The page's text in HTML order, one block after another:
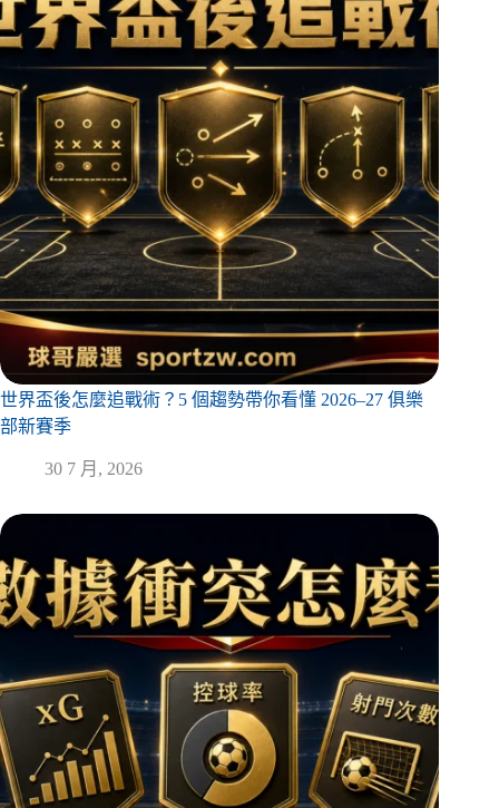
世界盃後怎麼追戰術？5 個趨勢帶你看懂 2026–27 俱樂
部新賽季
30 7 月, 2026